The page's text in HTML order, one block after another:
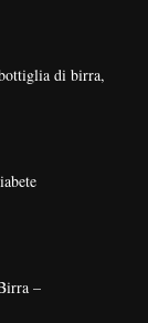
di birra,
–